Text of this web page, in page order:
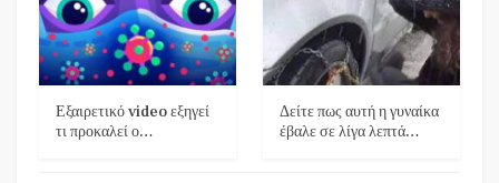
Εξαιρετικό video εξηγεί
τι προκαλεί ο…
Δείτε πως αυτή η γυναίκα
έβαλε σε λίγα λεπτά…